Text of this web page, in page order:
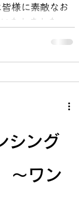
様に素敵なお
たしました
シング
〜ワン